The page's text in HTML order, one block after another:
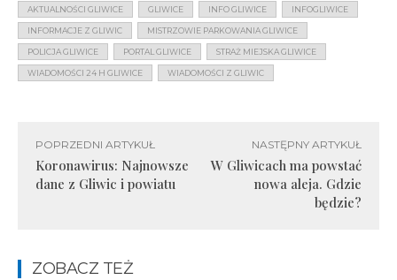
AKTUALNOŚCI GLIWICE GLIWICE INFO GLIWICE INFOGLIWICE
INFORMACJE Z GLIWIC MISTRZOWIE PARKOWANIA GLIWICE
POLICJA GLIWICE PORTAL GLIWICE STRAŻ MIEJSKA GLIWICE
WIADOMOŚCI 24 H GLIWICE WIADOMOŚCI Z GLIWIC
POPRZEDNI ARTYKUŁ
Koronawirus: Najnowsze
dane z Gliwic i powiatu
NASTĘPNY ARTYKUŁ
W Gliwicach ma powstać
nowa aleja. Gdzie
będzie?
ZOBACZ TEŻ